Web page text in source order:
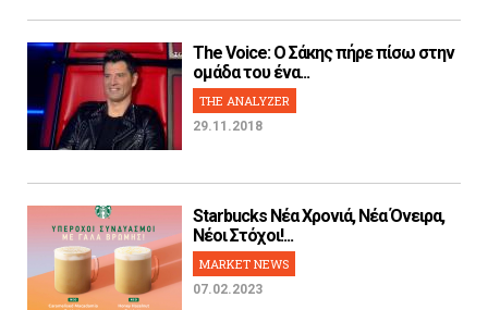
The Voice: Ο Σάκης πήρε πίσω στην
ομάδα του ένα...
THE ANALYZER
29.11.2018
Starbucks Νέα Χρονιά, Νέα Όνειρα,
Νέοι Στόχοι!...
MARKET NEWS
07.02.2023